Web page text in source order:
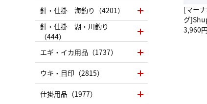
[マー
グ
グ
3,960円
針・仕掛 海釣り（4201）
針・仕掛 湖・川釣り
（444）
エギ・イカ用品（1737）
ウキ・目印（2815）
仕掛用品（1977）